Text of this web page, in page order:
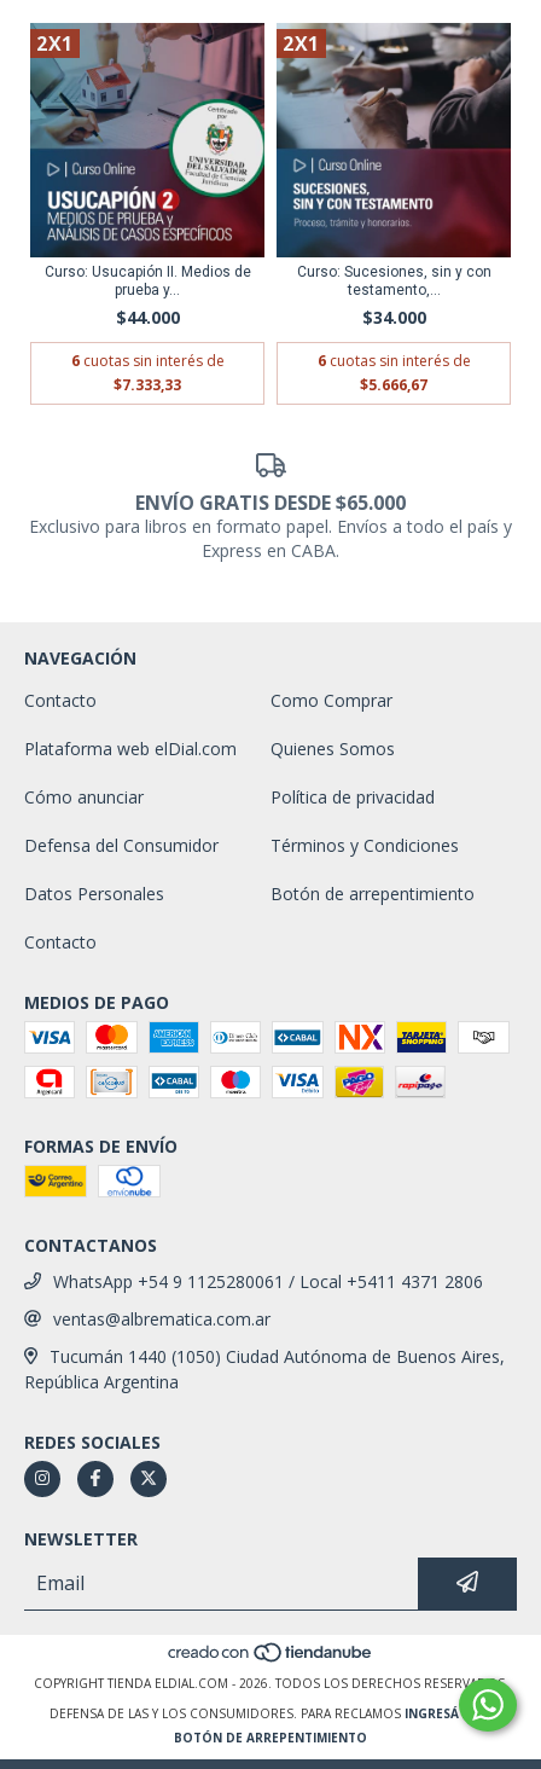
2X1
Curso: Usucapión II. Medios de
prueba y...
$44.000
6 cuotas sin interés de
$7.333,33
2X1
Curso: Sucesiones, sin y con
testamento,...
$34.000
6 cuotas sin interés de
$5.666,67
ENVÍO GRATIS DESDE $65.000
Exclusivo para libros en formato papel. Envíos a todo el país y
Express en CABA.
NAVEGACIÓN
Contacto
Como Comprar
Plataforma web elDial.com Quienes Somos
Cómo anunciar Política de privacidad
Defensa del Consumidor Términos y Condiciones
Datos Personales Botón de arrepentimiento
Contacto
MEDIOS DE PAGO
FORMAS DE ENVÍO
CONTACTANOS
WhatsApp +54 9 1125280061 / Local +5411 4371 2806
ventas@albrematica.com.ar
Tucumán 1440 (1050) Ciudad Autónoma de Buenos Aires,
República Argentina
REDES SOCIALES
NEWSLETTER
COPYRIGHT TIENDA ELDIAL.COM - 2026. TODOS LOS DERECHOS RESERVADOS.
DEFENSA DE LAS Y LOS CONSUMIDORES. PARA RECLAMOS INGRESÁ ACÁ.
BOTÓN DE ARREPENTIMIENTO